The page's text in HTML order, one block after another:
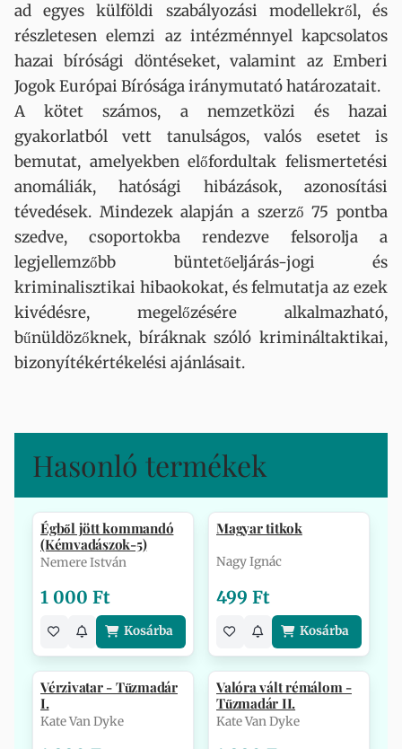
ad egyes külföldi szabályozási modellekről, és
részletesen elemzi az intézménnyel kapcsolatos
hazai bírósági döntéseket, valamint az Emberi
Jogok Európai Bírósága iránymutató határozatait.
A kötet számos, a nemzetközi és hazai
gyakorlatból vett tanulságos, valós esetet is
bemutat, amelyekben előfordultak felismertetési
anomáliák, hatósági hibázások, azonosítási
tévedések. Mindezek alapján a szerző 75 pontba
szedve, csoportokba rendezve felsorolja a
legjellemzőbb büntetőeljárás-jogi és
kriminalisztikai hibaokokat, és felmutatja az ezek
kivédésre, megelőzésére alkalmazható,
bűnüldözőknek, bíráknak szóló krimináltaktikai,
bizonyítékértékelési ajánlásait.
Hasonló termékek
Égből jött kommandó
(Kémvadászok-5)
Nemere István
1 000 Ft
Kosárba
Magyar titkok
Nagy Ignác
499 Ft
Kosárba
Vérzivatar - Tűzmadár
I.
Kate Van Dyke
Valóra vált rémálom -
Tűzmadár II.
Kate Van Dyke